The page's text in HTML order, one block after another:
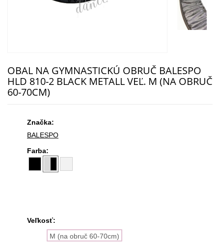
OBAL NA GYMNASTICKÚ OBRUČ BALESPO
HLD 810-2 BLACK METALL VEĽ. M (NA OBRUČ
60-70CM)
Značka:
BALESPO
Farba:
Veľkosť:
M (na obruč 60-70cm)